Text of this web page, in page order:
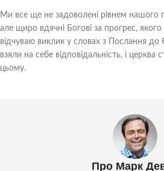
Ми все ще не задоволені рівнем нашого
але щиро вдячні Богові за прогрес,
відчуваю виклик у словах з Послання до
взяли на себе відповідальність, і
цьому.
Про Марк